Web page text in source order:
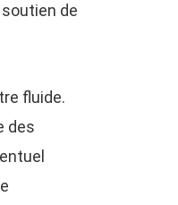
de
fluide.
des